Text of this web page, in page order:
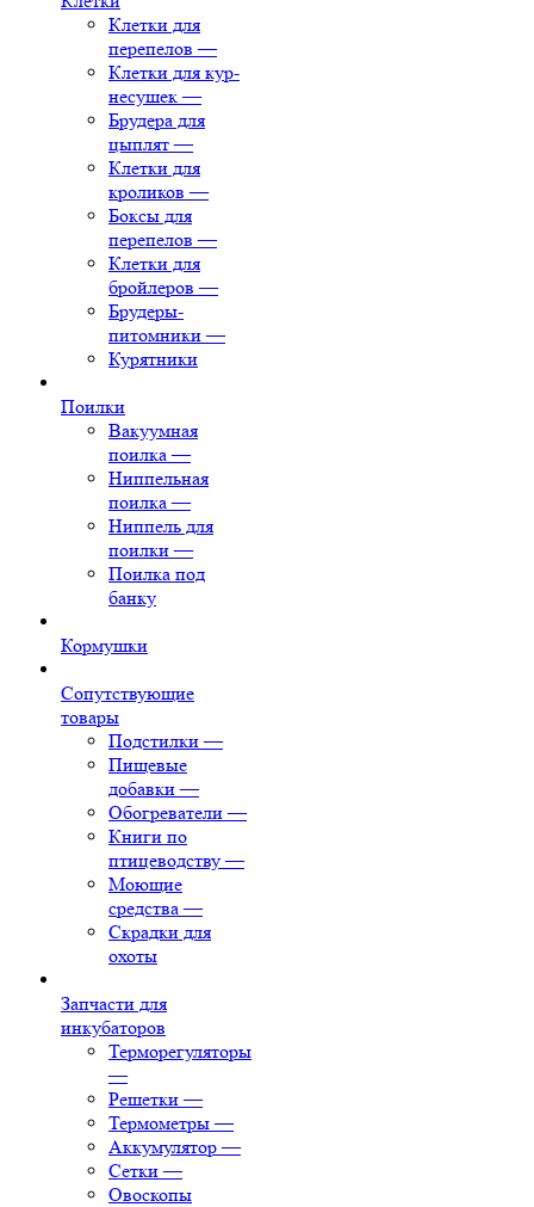
Клетки для
перепелов —
Клетки для кур-
несушек —
Брудера для
цыплят —
Клетки для
кроликов —
Боксы для
перепелов —
Клетки для
бройлеров —
Брудеры-
питомники —
Курятники
Поилки
Вакуумная
поилка —
Ниппельная
поилка —
Ниппель для
поилки —
Поилка под
банку
Кормушки
Сопутствующие
товары
Подстилки —
Пищевые
добавки —
Обогреватели —
Книги по
птицеводству —
Моющие
средства —
Скрадки для
охоты
Запчасти для
инкубаторов
Терморегуляторы
—
Решетки —
Термометры —
Аккумулятор —
Сетки —
Овоскопы